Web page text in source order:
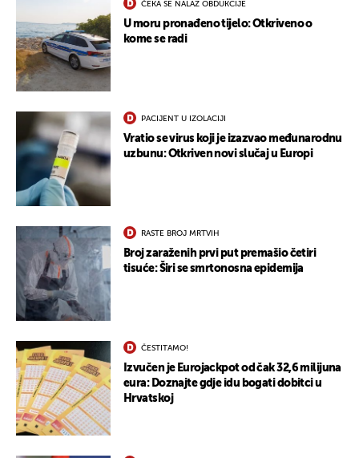
ČEKA SE NALAZ OBDUKCIJE
U moru pronađeno tijelo: Otkriveno o
kome se radi
PACIJENT U IZOLACIJI
Vratio se virus koji je izazvao međunarodnu
uzbunu: Otkriven novi slučaj u Europi
RASTE BROJ MRTVIH
Broj zaraženih prvi put premašio četiri
tisuće: Širi se smrtonosna epidemija
ČESTITAMO!
Izvučen je Eurojackpot od čak 32,6 milijuna
eura: Doznajte gdje idu bogati dobitci u
Hrvatskoj